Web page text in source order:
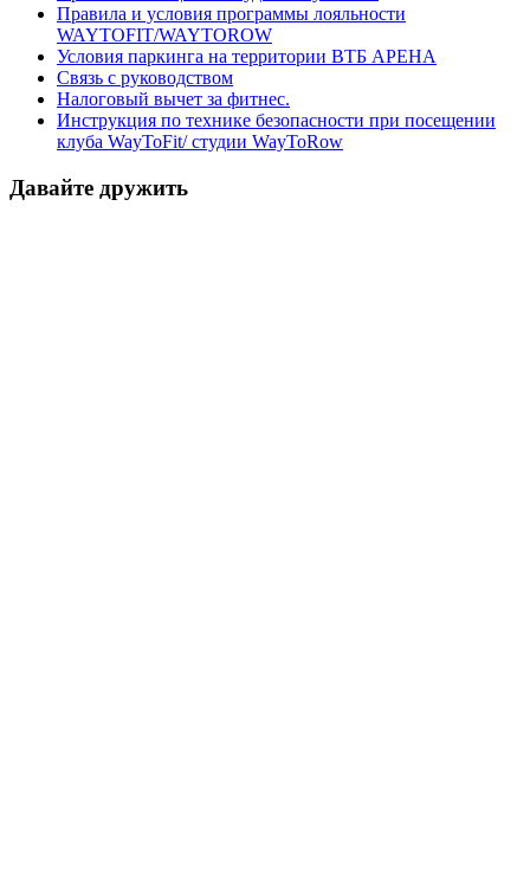
Правила и условия программы лояльности
WAYTOFIT/WAYTOROW
Условия паркинга на территории ВТБ АРЕНА
Связь с руководством
Налоговый вычет за фитнес.
Инструкция по технике безопасности при посещении
клуба WayToFit/ студии WayToRow
Давайте дружить